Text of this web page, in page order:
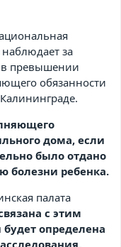
за
в превышении
обязанности
дома, если
было отдано
болезни ребенка.
палата
с этим
определена